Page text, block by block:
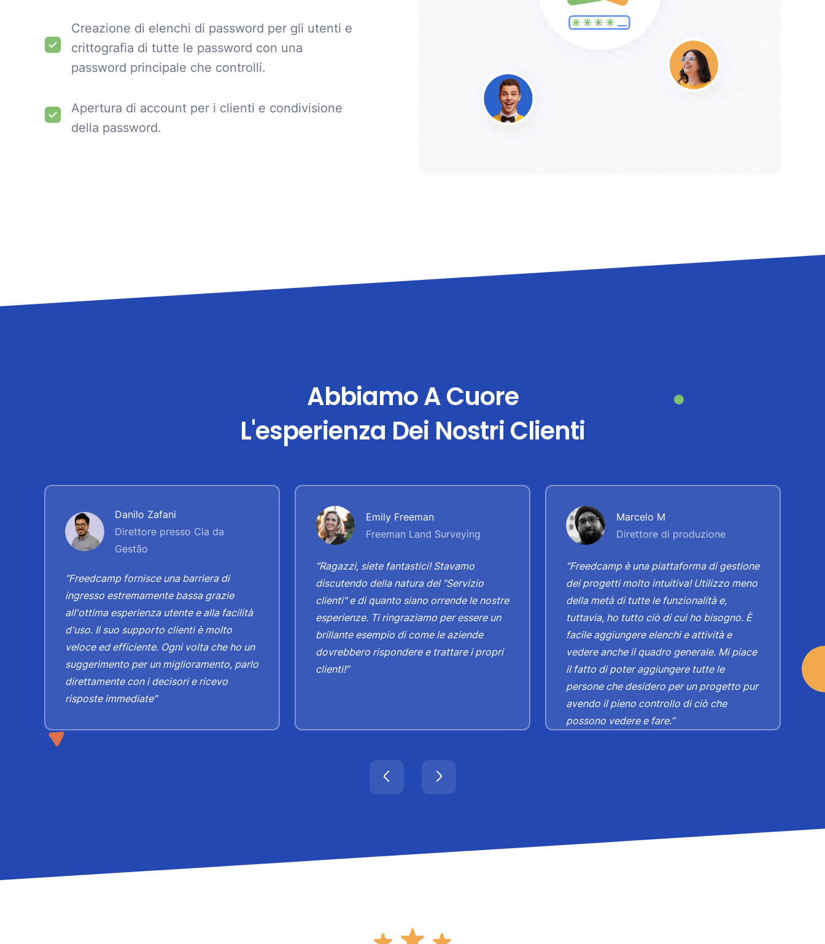
Creazione di elenchi di password per gli utenti e
crittografia di tutte le password con una
password principale che controlli.
Apertura di account per i clienti e condivisione
della password.
Abbiamo A Cuore
L'esperienza Dei Nostri Clienti
Danilo Zafani
Direttore presso Cia da
Gestão
“Freedcamp fornisce una barriera di
ingresso estremamente bassa grazie
all'ottima esperienza utente e alla facilità
d'uso. Il suo supporto clienti è molto
veloce ed efficiente. Ogni volta che ho un
suggerimento per un miglioramento, parlo
direttamente con i decisori e ricevo
risposte immediate”
Emily Freeman
Freeman Land Surveying
“Ragazzi, siete fantastici! Stavamo
discutendo della natura del "Servizio
clienti" e di quanto siano orrende le nostre
esperienze. Ti ringraziamo per essere un
brillante esempio di come le aziende
dovrebbero rispondere e trattare i propri
clienti!”
Marcelo M
Direttore di produzione
“Freedcamp è una piattaforma di gestione
dei progetti molto intuitiva! Utilizzo meno
della metà di tutte le funzionalità e,
tuttavia, ho tutto ciò di cui ho bisogno. È
facile aggiungere elenchi e attività e
vedere anche il quadro generale. Mi piace
il fatto di poter aggiungere tutte le
persone che desidero per un progetto pur
avendo il pieno controllo di ciò che
possono vedere e fare.”